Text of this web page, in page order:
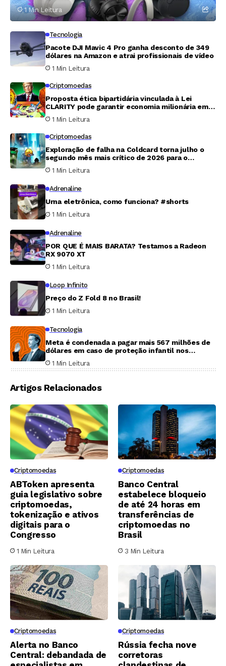
1 Min Leitura
Tecnologia
Pacote DJI Mavic 4 Pro ganha desconto de 349
dólares na Amazon e atrai profissionais de vídeo
1 Min Leitura
Criptomoedas
Proposta ética bipartidária vinculada à Lei
CLARITY pode garantir economia milionária em
tributos para Trump
1 Min Leitura
Criptomoedas
Exploração de falha na Coldcard torna julho o
segundo mês mais crítico de 2026 para o
mercado cripto
1 Min Leitura
Adrenaline
Urna eletrônica, como funciona? #shorts
1 Min Leitura
Adrenaline
POR QUE É MAIS BARATA? Testamos a Radeon
RX 9070 XT
1 Min Leitura
Loop Infinito
Preço do Z Fold 8 no Brasil!
1 Min Leitura
Tecnologia
Meta é condenada a pagar mais 567 milhões de
dólares em caso de proteção infantil nos
Estados Unidos
1 Min Leitura
Artigos Relacionados
Criptomoedas
ABToken apresenta
guia legislativo sobre
criptomoedas,
tokenização e ativos
digitais para o
Congresso
1 Min Leitura
Criptomoedas
Banco Central
estabelece bloqueio
de até 24 horas em
transferências de
criptomoedas no
Brasil
3 Min Leitura
Criptomoedas
Alerta no Banco
Central: debandada de
Criptomoedas
Rússia fecha nove
corretoras